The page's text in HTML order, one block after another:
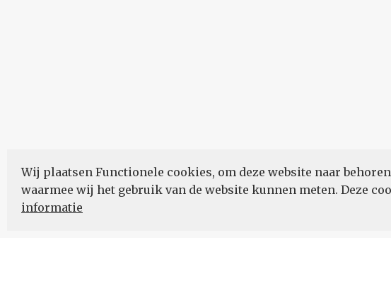
Wij plaatsen Functionele cookies, om deze website naar
waarmee wij het gebruik van de website kunnen meten. Deze
informatie